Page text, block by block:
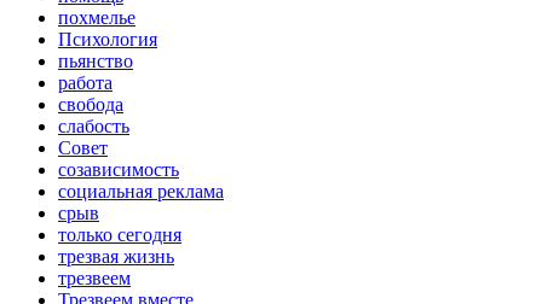
похмелье
Психология
пьянство
работа
свобода
слабость
Совет
созависимость
социальная реклама
срыв
только сегодня
трезвая жизнь
трезвеем